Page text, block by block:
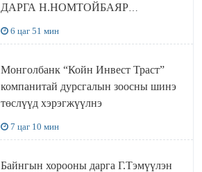
ДАРГА Н.НОМТОЙБАЯР
6 цаг 51 мин
Монголбанк “Койн Инвест Траст”
компанитай дурсгалын зоосны шинэ
төслүүд хэрэгжүүлнэ
7 цаг 10 мин
Байнгын хорооны дарга Г.Тэмүүлэн